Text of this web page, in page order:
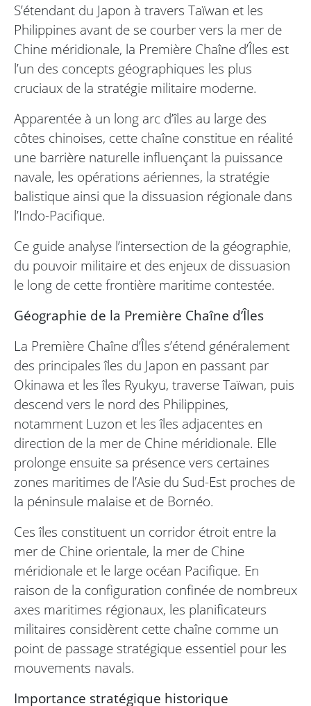
S’étendant du Japon à travers Taïwan et les
Philippines avant de se courber vers la mer de
Chine méridionale, la Première Chaîne d’Îles est
l’un des concepts géographiques les plus
cruciaux de la stratégie militaire moderne.
Apparentée à un long arc d’îles au large des
côtes chinoises, cette chaîne constitue en réalité
une barrière naturelle influençant la puissance
navale, les opérations aériennes, la stratégie
balistique ainsi que la dissuasion régionale dans
l’Indo-Pacifique.
Ce guide analyse l’intersection de la géographie,
du pouvoir militaire et des enjeux de dissuasion
le long de cette frontière maritime contestée.
Géographie de la Première Chaîne d’Îles
La Première Chaîne d’Îles s’étend généralement
des principales îles du Japon en passant par
Okinawa et les îles Ryukyu, traverse Taïwan, puis
descend vers le nord des Philippines,
notamment Luzon et les îles adjacentes en
direction de la mer de Chine méridionale. Elle
prolonge ensuite sa présence vers certaines
zones maritimes de l’Asie du Sud-Est proches de
la péninsule malaise et de Bornéo.
Ces îles constituent un corridor étroit entre la
mer de Chine orientale, la mer de Chine
méridionale et le large océan Pacifique. En
raison de la configuration confinée de nombreux
axes maritimes régionaux, les planificateurs
militaires considèrent cette chaîne comme un
point de passage stratégique essentiel pour les
mouvements navals.
Importance stratégique historique